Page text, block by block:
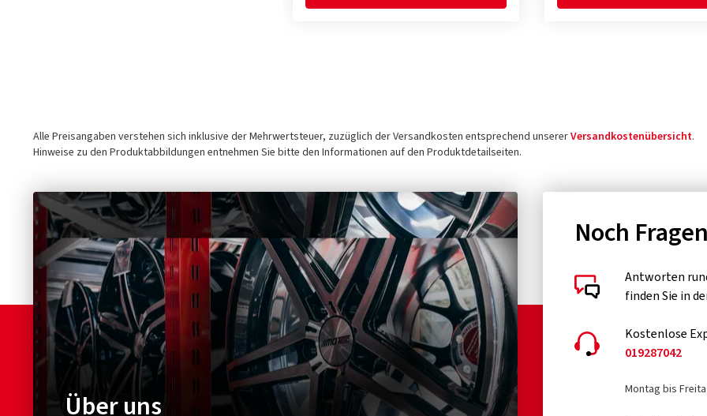
Alle Preisangaben verstehen sich inklusive der Mehrwertsteuer, zuzüglich der Versandkosten entsprechend unsererVersandkostenübersicht.
Hinweise zu den Produktabbildungen entnehmen Sie bitte den Informationen auf den Produktdetailseiten.
Über uns
Noch
Antworten
finden Sie in
Kostenlose
019287042
Montag bis